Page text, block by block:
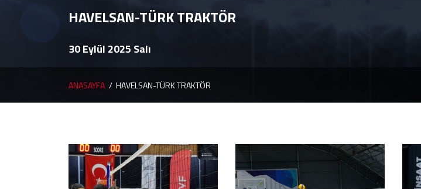
HAVELSAN-TÜRK TRAKTÖR
30 Eylül 2025 Salı
ANASAYFA HAVELSAN-TÜRK TRAKTÖR